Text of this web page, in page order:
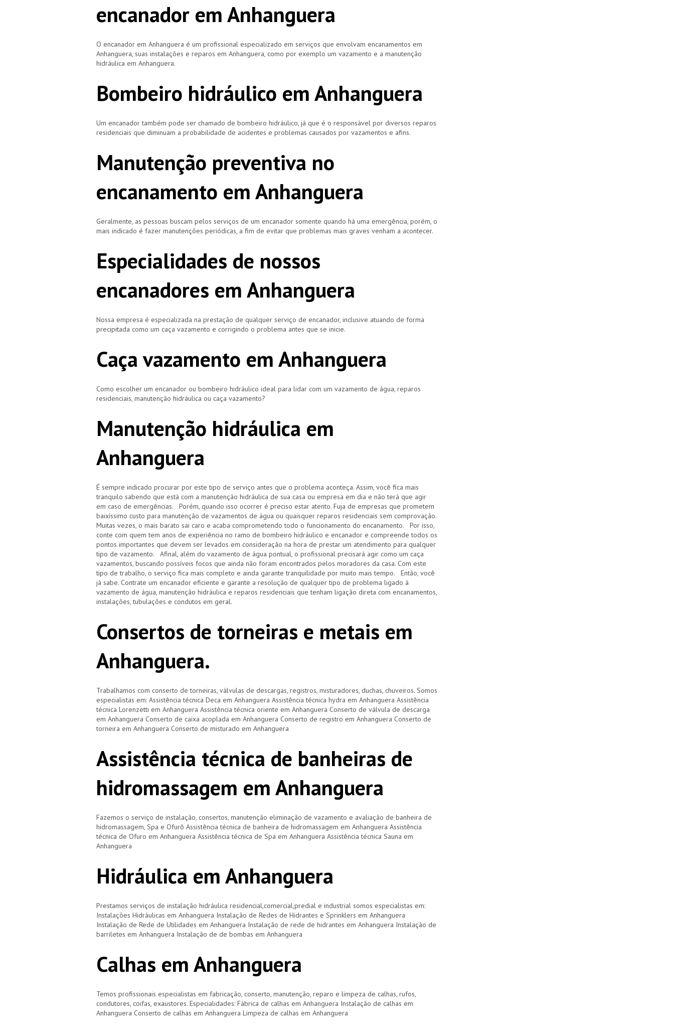
encanador em Anhanguera
O encanador em Anhanguera é um profissional especializado em serviços que envolvam encanamentos em
Anhanguera, suas instalações e reparos em Anhanguera, como por exemplo um vazamento e a manutenção
hidráulica em Anhanguera.
Bombeiro hidráulico em Anhanguera
Um encanador também pode ser chamado de bombeiro hidráulico, já que é o responsável por diversos reparos
residenciais que diminuam a probabilidade de acidentes e problemas causados por vazamentos e afins.
Manutenção preventiva no
encanamento em Anhanguera
Geralmente, as pessoas buscam pelos serviços de um encanador somente quando há uma emergência, porém, o
mais indicado é fazer manutenções periódicas, a fim de evitar que problemas mais graves venham a acontecer.
Especialidades de nossos
encanadores em Anhanguera
Nossa empresa é especializada na prestação de qualquer serviço de encanador, inclusive atuando de forma
precipitada como um caça vazamento e corrigindo o problema antes que se inicie.
Caça vazamento em Anhanguera
Como escolher um encanador ou bombeiro hidráulico ideal para lidar com um vazamento de água, reparos
residenciais, manutenção hidráulica ou caça vazamento?
Manutenção hidráulica em
Anhanguera
É sempre indicado procurar por este tipo de serviço antes que o problema aconteça. Assim, você fica mais
tranquilo sabendo que está com a manutenção hidráulica de sua casa ou empresa em dia e não terá que agir
em caso de emergências. Porém, quando isso ocorrer é preciso estar atento. Fuja de empresas que prometem
baixíssimo custo para manutenção de vazamentos de água ou quaisquer reparos residenciais sem comprovação.
Muitas vezes, o mais barato sai caro e acaba comprometendo todo o funcionamento do encanamento. Por isso,
conte com quem tem anos de experiência no ramo de bombeiro hidráulico e encanador e compreende todos os
pontos importantes que devem ser levados em consideração na hora de prestar um atendimento para qualquer
tipo de vazamento. Afinal, além do vazamento de água pontual, o profissional precisará agir como um caça
vazamentos, buscando possíveis focos que ainda não foram encontrados pelos moradores da casa. Com este
tipo de trabalho, o serviço fica mais completo e ainda garante tranquilidade por muito mais tempo. Então, você
já sabe. Contrate um encanador eficiente e garante a resolução de qualquer tipo de problema ligado à
vazamento de água, manutenção hidráulica e reparos residenciais que tenham ligação direta com encanamentos,
instalações, tubulações e condutos em geral.
Consertos de torneiras e metais em
Anhanguera.
Trabalhamos com conserto de torneiras, válvulas de descargas, registros, misturadores, duchas, chuveiros. Somos
especialistas em: Assistência técnica Deca em Anhanguera Assistência técnica hydra em Anhanguera Assistência
técnica Lorenzetti em Anhanguera Assistência técnica oriente em Anhanguera Conserto de válvula de descarga
em Anhanguera Conserto de caixa acoplada em Anhanguera Conserto de registro em Anhanguera Conserto de
torneira em Anhanguera Conserto de misturado em Anhanguera
Assistência técnica de banheiras de
hidromassagem em Anhanguera
Fazemos o serviço de instalação, consertos, manutenção eliminação de vazamento e avaliação de banheira de
hidromassagem, Spa e Ofurô Assistência técnica de banheira de hidromassagem em Anhanguera Assistência
técnica de Ofuro em Anhanguera Assistência técnica de Spa em Anhanguera Assistência técnica Sauna em
Anhanguera
Hidráulica em Anhanguera
Prestamos serviços de instalação hidráulica residencial,comercial,predial e industrial somos especialistas em:
Instalações Hidráulicas em Anhanguera Instalação de Redes de Hidrantes e Sprinklers em Anhanguera
Instalação de Rede de Utilidades em Anhanguera Instalação de rede de hidrantes em Anhanguera Instalação de
barriletes em Anhanguera Instalação de de bombas em Anhanguera
Calhas em Anhanguera
Temos profissionais especialistas em fabricação, conserto, manutenção, reparo e limpeza de calhas, rufos,
condutores, coifas, exaustores. Especialidades: Fábrica de calhas em Anhanguera Instalação de calhas em
Anhanguera Conserto de calhas em Anhanguera Limpeza de calhas em Anhanguera